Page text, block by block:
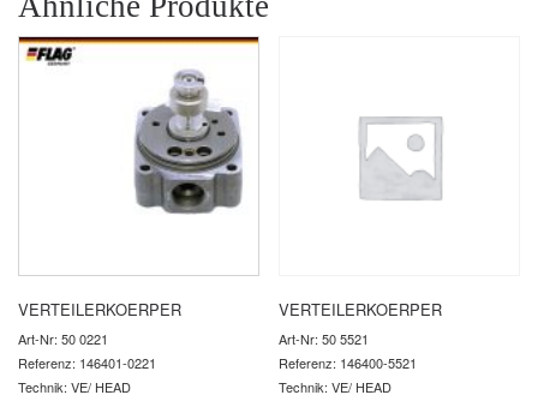
VERTEILERKOERPER
Art-Nr: 50 0221
Referenz: 146401-0221
Technik: VE/ HEAD
VERTEILERKOERPER
Art-Nr: 50 5521
Referenz: 146400-5521
Technik: VE/ HEAD